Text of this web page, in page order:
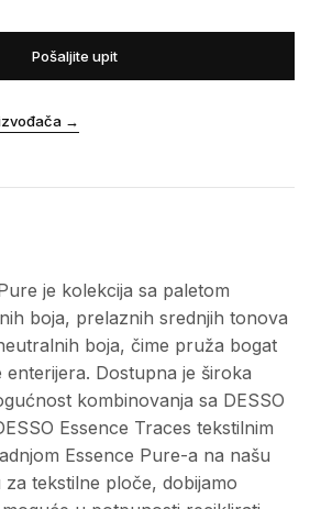
Pošaljite upit
→
je kolekcija sa paletom
boja, prelaznih srednjih tonova
boja, čime pruža bogat
Dostupna je široka
kombinovanja sa DESSO
Essence Traces tekstilnim
Essence Pure-a na našu
za tekstilne ploče, dobijamo